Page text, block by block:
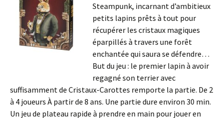
Steampunk, incarnant d’ambitieux
petits lapins prêts à tout pour
récupérer les cristaux magiques
éparpillés à travers une forêt
enchantée qui saura se défendre…
But du jeu : le premier lapin à avoir
regagné son terrier avec
suffisamment de Cristaux-Carottes remporte la partie. De 2
à 4 joueurs À partir de 8 ans. Une partie dure environ 30 min.
Un jeu de plateau rapide à prendre en main pour jouer en